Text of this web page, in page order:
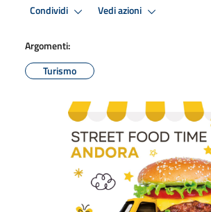
Condividi Vedi azioni
Argomenti:
Turismo